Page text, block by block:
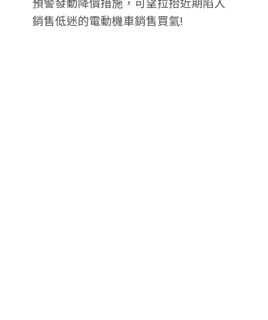
銷售低迷的電動機車銷售買氣!